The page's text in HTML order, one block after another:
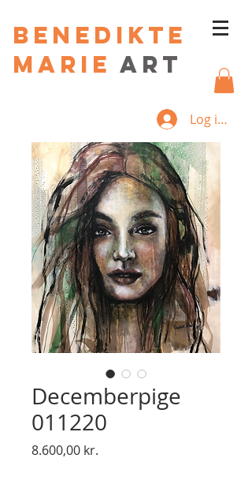
Benedikte
Marie art
Log ind
Decemberpige
011220
8.600,00 kr.